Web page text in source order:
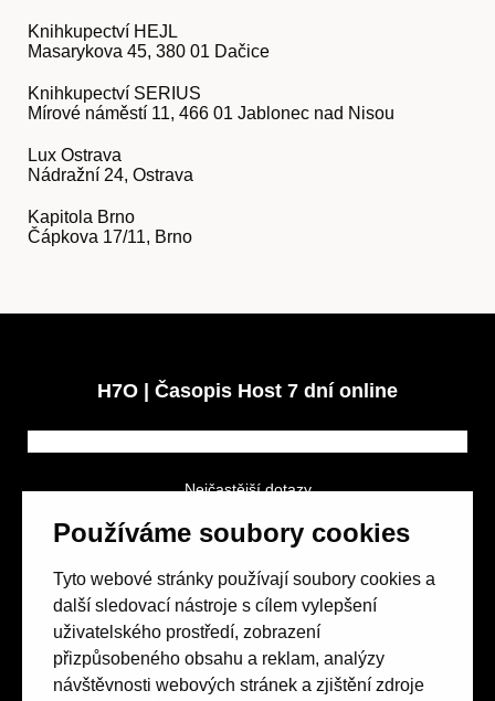
Používáme soubory cookies
Tyto webové stránky používají soubory cookies a
další sledovací nástroje s cílem vylepšení
uživatelského prostředí, zobrazení
přizpůsobeného obsahu a reklam, analýzy
návštěvnosti webových stránek a zjištění zdroje
Knihkupectví HEJL
Masarykova 45, 380 01 Dačice
Knihkupectví SERIUS
Mírové náměstí 11, 466 01 Jablonec nad Nisou
Lux Ostrava
Nádražní 24, Ostrava
Kapitola Brno
Čápkova 17/11, Brno
H7O | Časopis Host 7 dní online
Nejčastější dotazy
Obchodní podmínky